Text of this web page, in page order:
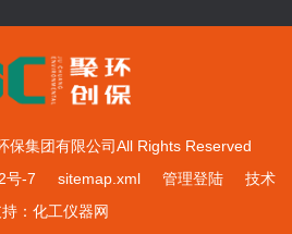
保集团有限公司All Rights Reserved
号-7
sitemap.xml 管理登陆技术
： 化工仪器网